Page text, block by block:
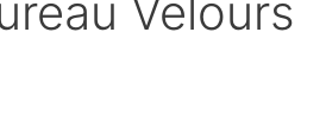
Velours